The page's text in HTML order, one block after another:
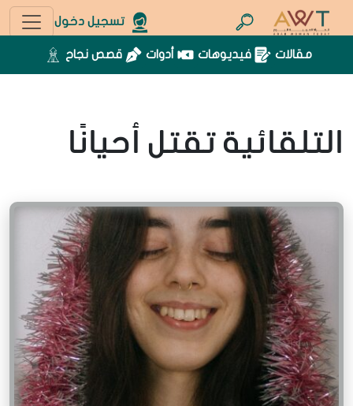
تسجيل دخول
مقالات فيديوهات أدوات قصص نجاح
التلقائية تقتل أحيانًا